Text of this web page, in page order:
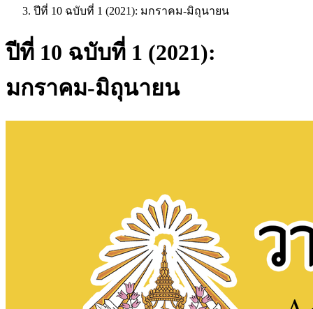
ปีที่ 10 ฉบับที่ 1 (2021): มกราคม-มิถุนายน
ปีที่ 10 ฉบับที่ 1 (2021):
มกราคม-มิถุนายน